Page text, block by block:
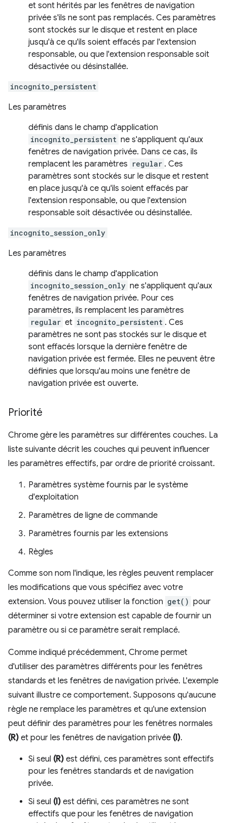
et sont hérités par les fenêtres de navigation
privée s'ils ne sont pas remplacés. Ces paramètres
sont stockés sur le disque et restent en place
jusqu'à ce qu'ils soient effacés par l'extension
responsable, ou que l'extension responsable soit
désactivée ou désinstallée.
incognito_persistent
Les paramètres
définis dans le champ d'application
incognito_persistent ne s'appliquent qu'aux
fenêtres de navigation privée. Dans ce cas, ils
remplacent les paramètres regular . Ces
paramètres sont stockés sur le disque et restent
en place jusqu'à ce qu'ils soient effacés par
l'extension responsable, ou que l'extension
responsable soit désactivée ou désinstallée.
incognito_session_only
Les paramètres
définis dans le champ d'application
incognito_session_only ne s'appliquent qu'aux
fenêtres de navigation privée. Pour ces
paramètres, ils remplacent les paramètres
regular et incognito_persistent . Ces
paramètres ne sont pas stockés sur le disque et
sont effacés lorsque la dernière fenêtre de
navigation privée est fermée. Elles ne peuvent être
définies que lorsqu'au moins une fenêtre de
navigation privée est ouverte.
Priorité
Chrome gère les paramètres sur différentes couches. La
liste suivante décrit les couches qui peuvent influencer
les paramètres effectifs, par ordre de priorité croissant.
Paramètres système fournis par le système
d'exploitation
Paramètres de ligne de commande
Paramètres fournis par les extensions
Règles
Comme son nom l'indique, les règles peuvent remplacer
les modifications que vous spécifiez avec votre
extension. Vous pouvez utiliser la fonction get() pour
déterminer si votre extension est capable de fournir un
paramètre ou si ce paramètre serait remplacé.
Comme indiqué précédemment, Chrome permet
d'utiliser des paramètres différents pour les fenêtres
standards et les fenêtres de navigation privée. L'exemple
suivant illustre ce comportement. Supposons qu'aucune
règle ne remplace les paramètres et qu'une extension
peut définir des paramètres pour les fenêtres normales
(R) et pour les fenêtres de navigation privée (I).
Si seul (R) est défini, ces paramètres sont effectifs
pour les fenêtres standards et de navigation
privée.
Si seul (I) est défini, ces paramètres ne sont
effectifs que pour les fenêtres de navigation